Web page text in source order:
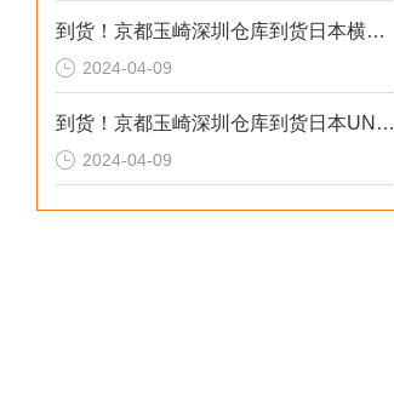
到货！京都玉崎深圳仓库到货日本横河 电导率仪传感器 SC8SG-R31-T-305-P1-A
2024-04-09
到货！京都玉崎深圳仓库到货日本UNITTA音波式皮带张力计U-550替换U-508
2024-04-09